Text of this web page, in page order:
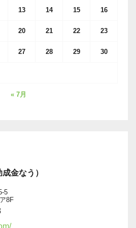
13 14 15 16
20 21 22 23
27 28 29 30
« 7月
金なう）
5
8F